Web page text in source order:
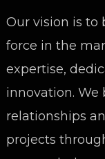
Our vision is to
force in the
expertise,
innovation. We
relationships
projects